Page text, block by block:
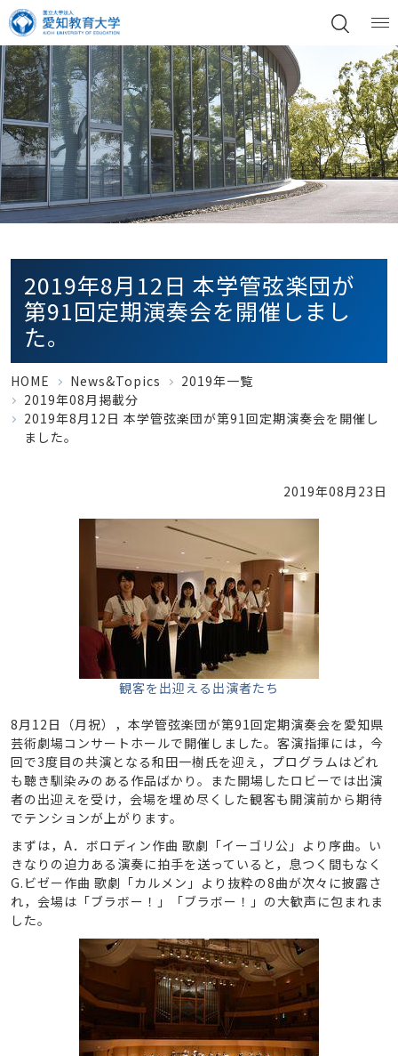
2019年8月12日 本学管弦楽団が
第91回定期演奏会を開催しまし
た。
HOME News&Topics
2019年一覧
2019年08月掲載分
2019年8月12日 本学管弦楽団が第91回定期演奏会を開催し
ました。
2019年08月23日
観客を出迎える出演者たち
8月12日（月祝），本学管弦楽団が第91回定期演奏会を愛知県
芸術劇場コンサートホールで開催しました。客演指揮には，今
回で3度目の共演となる和田一樹氏を迎え，プログラムはどれ
も聴き馴染みのある作品ばかり。また開場したロビーでは出演
者の出迎えを受け，会場を埋め尽くした観客も開演前から期待
でテンションが上がります。
まずは，A．ボロディン作曲 歌劇「イーゴリ公」より序曲。い
きなりの迫力ある演奏に拍手を送っていると，息つく間もなく
G.ビゼー作曲 歌劇「カルメン」より抜粋の8曲が次々に披露さ
れ，会場は「ブラボー！」「ブラボー！」の大歓声に包まれま
した。